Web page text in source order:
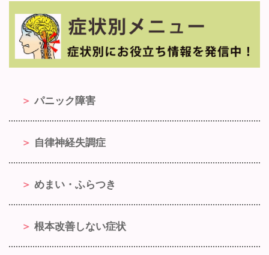
パニック障害
自律神経失調症
めまい・ふらつき
根本改善しない症状